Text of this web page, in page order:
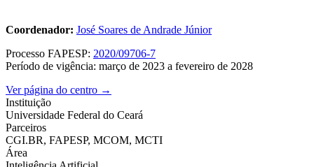
Coordenador: José Soares de Andrade Júnior
Processo FAPESP: 2020/09706-7
Período de vigência: março de 2023 a fevereiro de 2028
Ver página do centro →
Instituição
Universidade Federal do Ceará
Parceiros
CGI.BR, FAPESP, MCOM, MCTI
Área